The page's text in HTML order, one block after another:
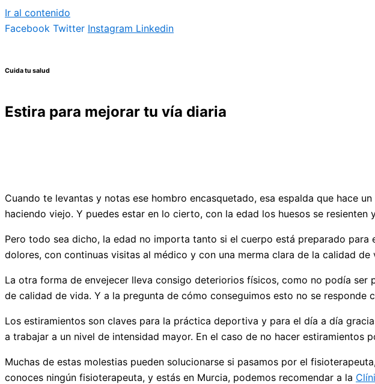
Ir al contenido
Facebook Twitter Instagram Linkedin
Cuida tu salud
Estira para mejorar tu vía diaria
Cuando te levantas y notas ese hombro encasquetado, esa espalda que hace
haciendo viejo. Y puedes estar en lo cierto, con la edad los huesos se
Pero todo sea dicho, la edad no importa tanto si el cuerpo está preparado para
dolores, con continuas visitas al médico y con una merma clara de la calidad de
La otra forma de envejecer lleva consigo deteriorios físicos, como no podía
de calidad de vida. Y a la pregunta de cómo conseguimos esto no se responde
Los estiramientos son claves para la práctica deportiva y para el día a día
a trabajar a un nivel de intensidad mayor. En el caso de no hacer
Muchas de estas molestias pueden solucionarse si pasamos por el
conoces ningún fisioterapeuta, y estás en Murcia, podemos recomendar a la